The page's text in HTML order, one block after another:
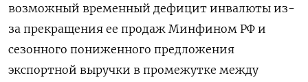
возможный временный дефицит инвалюты ‌из-
за прекращения ее продаж Минфином РФ и
сезонного пониженного предложения
экспортной выручки в промежутке между